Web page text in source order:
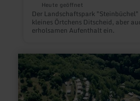
Heute geöffnet
Der Landschaftspark
kleines Örtchens Ditscheid, aber
erholsamen Aufenthalt ein.
mehr
erfahren
zu:
Wohnmobilstellplätze
Camping-
Nimseck